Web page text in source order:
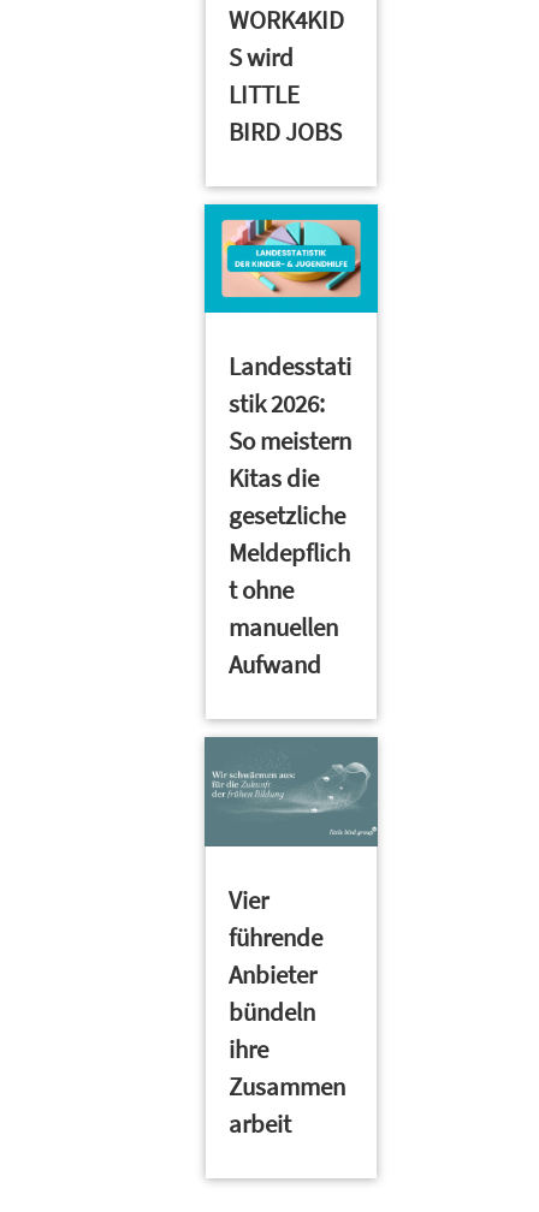
WORK4KID
S wird
LITTLE
BIRD JOBS
Landesstati
stik 2026:
So meistern
Kitas die
gesetzliche
Meldepflich
t ohne
manuellen
Aufwand
Vier
führende
Anbieter
bündeln
ihre
Zusammen
arbeit